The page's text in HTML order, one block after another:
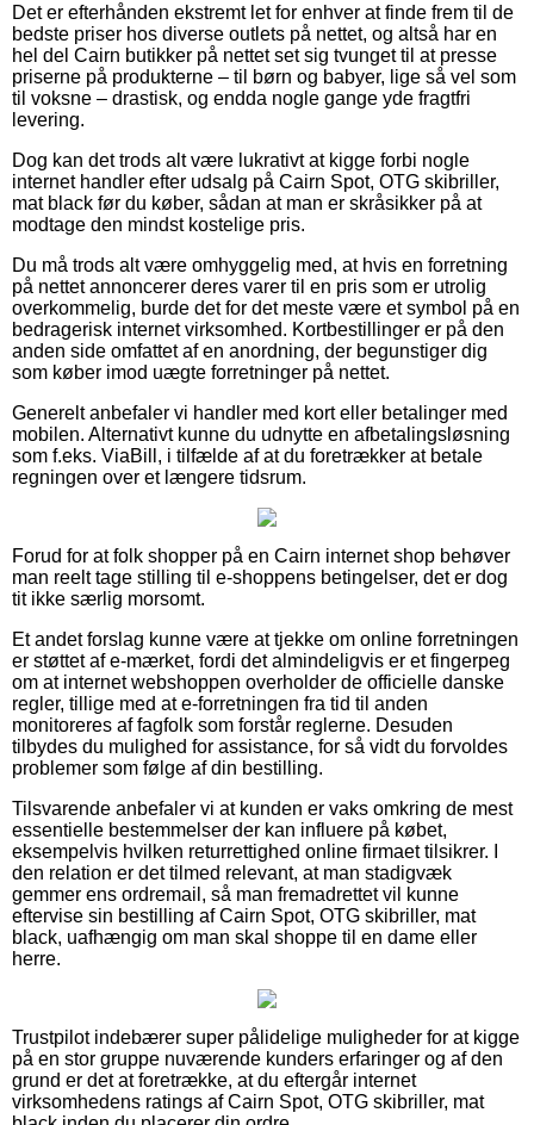
Det er efterhånden ekstremt let for enhver at finde frem til de
bedste priser hos diverse outlets på nettet, og altså har en
hel del Cairn butikker på nettet set sig tvunget til at presse
priserne på produkterne – til børn og babyer, lige så vel som
til voksne – drastisk, og endda nogle gange yde fragtfri
levering.
Dog kan det trods alt være lukrativt at kigge forbi nogle
internet handler efter udsalg på Cairn Spot, OTG skibriller,
mat black før du køber, sådan at man er skråsikker på at
modtage den mindst kostelige pris.
Du må trods alt være omhyggelig med, at hvis en forretning
på nettet annoncerer deres varer til en pris som er utrolig
overkommelig, burde det for det meste være et symbol på en
bedragerisk internet virksomhed. Kortbestillinger er på den
anden side omfattet af en anordning, der begunstiger dig
som køber imod uægte forretninger på nettet.
Generelt anbefaler vi handler med kort eller betalinger med
mobilen. Alternativt kunne du udnytte en afbetalingsløsning
som f.eks. ViaBill, i tilfælde af at du foretrækker at betale
regningen over et længere tidsrum.
Forud for at folk shopper på en Cairn internet shop behøver
man reelt tage stilling til e-shoppens betingelser, det er dog
tit ikke særlig morsomt.
Et andet forslag kunne være at tjekke om online forretningen
er støttet af e-mærket, fordi det almindeligvis er et fingerpeg
om at internet webshoppen overholder de officielle danske
regler, tillige med at e-forretningen fra tid til anden
monitoreres af fagfolk som forstår reglerne. Desuden
tilbydes du mulighed for assistance, for så vidt du forvoldes
problemer som følge af din bestilling.
Tilsvarende anbefaler vi at kunden er vaks omkring de mest
essentielle bestemmelser der kan influere på købet,
eksempelvis hvilken returrettighed online firmaet tilsikrer. I
den relation er det tilmed relevant, at man stadigvæk
gemmer ens ordremail, så man fremadrettet vil kunne
eftervise sin bestilling af Cairn Spot, OTG skibriller, mat
black, uafhængig om man skal shoppe til en dame eller
herre.
Trustpilot indebærer super pålidelige muligheder for at kigge
på en stor gruppe nuværende kunders erfaringer og af den
grund er det at foretrække, at du eftergår internet
virksomhedens ratings af Cairn Spot, OTG skibriller, mat